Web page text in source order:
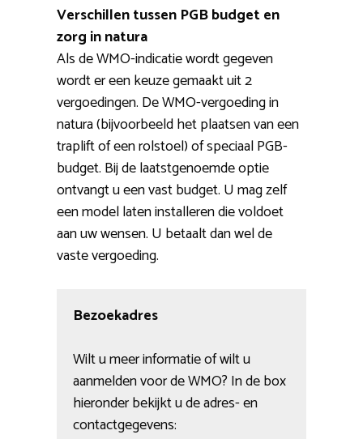
Verschillen tussen PGB budget en
zorg in natura
Als de WMO-indicatie wordt gegeven
wordt er een keuze gemaakt uit 2
vergoedingen. De WMO-vergoeding in
natura (bijvoorbeeld het plaatsen van een
traplift of een rolstoel) of speciaal PGB-
budget. Bij de laatstgenoemde optie
ontvangt u een vast budget. U mag zelf
een model laten installeren die voldoet
aan uw wensen. U betaalt dan wel de
vaste vergoeding.
Bezoekadres
Wilt u meer informatie of wilt u
aanmelden voor de WMO? In de box
hieronder bekijkt u de adres- en
contactgegevens: